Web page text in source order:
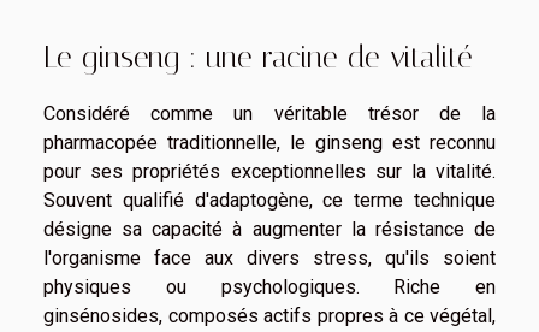
Le ginseng : une racine de vitalité
Considéré comme un véritable trésor de la
pharmacopée traditionnelle, le ginseng est reconnu
pour ses propriétés exceptionnelles sur la vitalité.
Souvent qualifié d'adaptogène, ce terme technique
désigne sa capacité à augmenter la résistance de
l'organisme face aux divers stress, qu'ils soient
physiques ou psychologiques. Riche en
ginsénosides, composés actifs propres à ce végétal,